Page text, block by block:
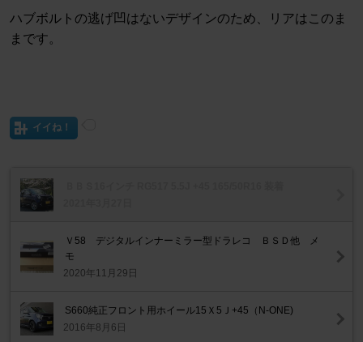
ハブボルトの逃げ凹はないデザインのため、リアはこのま
まです。
イイね！
Ｖ58 デジタルインナーミラー型ドラレコ ＢＳＤ他 メ
モ
2020年11月29日
S660純正フロント用ホイール15Ｘ5Ｊ+45（N-ONE)
2016年8月6日